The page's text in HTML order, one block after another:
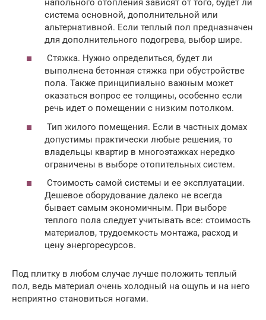
напольного отопления зависят от того, будет ли
система основной, дополнительной или
альтернативной. Если теплый пол предназначен
для дополнительного подогрева, выбор шире.
Стяжка. Нужно определиться, будет ли
выполнена бетонная стяжка при обустройстве
пола. Также принципиально важным может
оказаться вопрос ее толщины, особенно если
речь идет о помещении с низким потолком.
Тип жилого помещения. Если в частных домах
допустимы практически любые решения, то
владельцы квартир в многоэтажках нередко
ограничены в выборе отопительных систем.
Стоимость самой системы и ее эксплуатации.
Дешевое оборудование далеко не всегда
бывает самым экономичным. При выборе
теплого пола следует учитывать все: стоимость
материалов, трудоемкость монтажа, расход и
цену энергоресурсов.
Под плитку в любом случае лучше положить теплый
пол, ведь материал очень холодный на ощупь и на него
неприятно становиться ногами.